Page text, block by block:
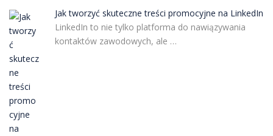
Jak tworzyć skuteczne treści promocyjne na LinkedIn
LinkedIn to nie tylko platforma do nawiązywania
kontaktów zawodowych, ale …